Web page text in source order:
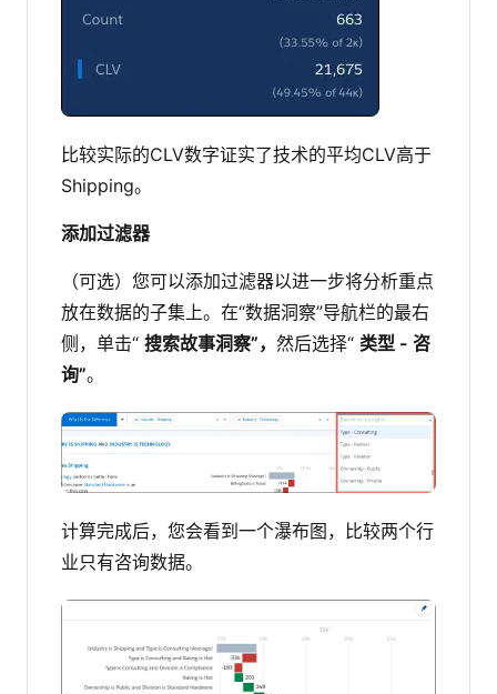
比较实际的CLV数字证实了技术的平均CLV高于
Shipping。
添加过滤器
（可选）您可以添加过滤器以进一步将分析重点
放在数据的子集上。在“数据洞察”导航栏的最右
侧，单击“ 搜索故事洞察”， 然后选择“ 类型 - 咨
询”。
计算完成后，您会看到一个瀑布图，比较两个行
业只有咨询数据。